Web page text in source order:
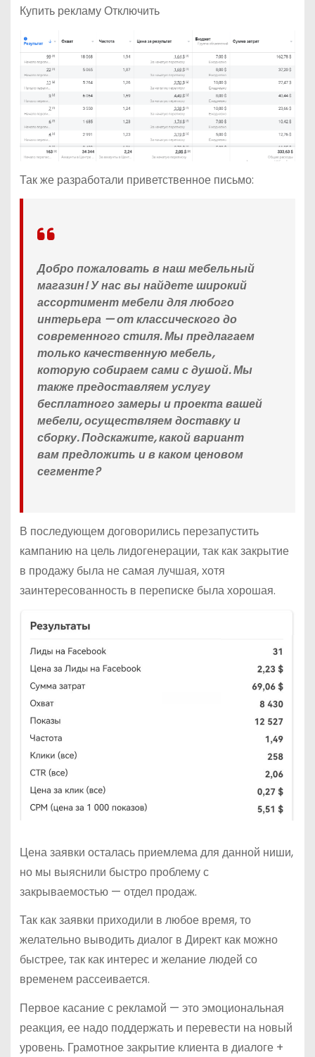
Купить рекламу Отключить
Так же разработали приветственное письмо:
Добро пожаловать в наш мебельный
магазин! У нас вы найдете широкий
ассортимент мебели для любого
интерьера — от классического до
современного стиля. Мы предлагаем
только качественную мебель,
которую собираем сами с душой. Мы
также предоставляем услугу
бесплатного замеры и проекта вашей
мебели, осуществляем доставку и
сборку. Подскажите, какой вариант
вам предложить и в каком ценовом
сегменте?
В последующем договорились перезапустить
кампанию на цель лидогенерации, так как закрытие
в продажу была не самая лучшая, хотя
заинтересованность в переписке была хорошая.
Цена заявки осталась приемлема для данной ниши,
но мы выяснили быстро проблему с
закрываемостью — отдел продаж.
Так как заявки приходили в любое время, то
желательно выводить диалог в Директ как можно
быстрее, так как интерес и желание людей со
временем рассеивается.
Первое касание с рекламой — это эмоциональная
реакция, ее надо поддержать и перевести на новый
уровень. Грамотное закрытие клиента в диалоге +